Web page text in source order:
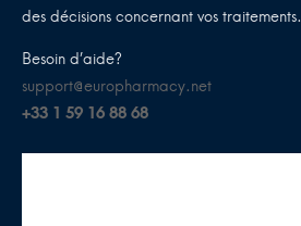
des décisions concernant vos traitements.
Besoin d’aide?
support@europharmacy.net
+33 1 59 16 88 68